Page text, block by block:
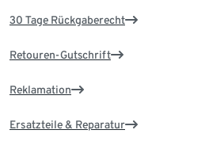
30 Tage Rückgaberecht
Retouren-Gutschrift
Reklamation
Ersatzteile & Reparatur